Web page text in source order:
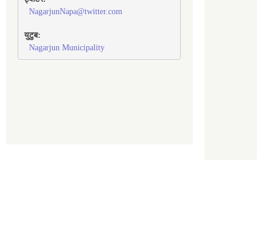
NagarjunNapa@twitter.com
युटुब:
Nagarjun Municipality